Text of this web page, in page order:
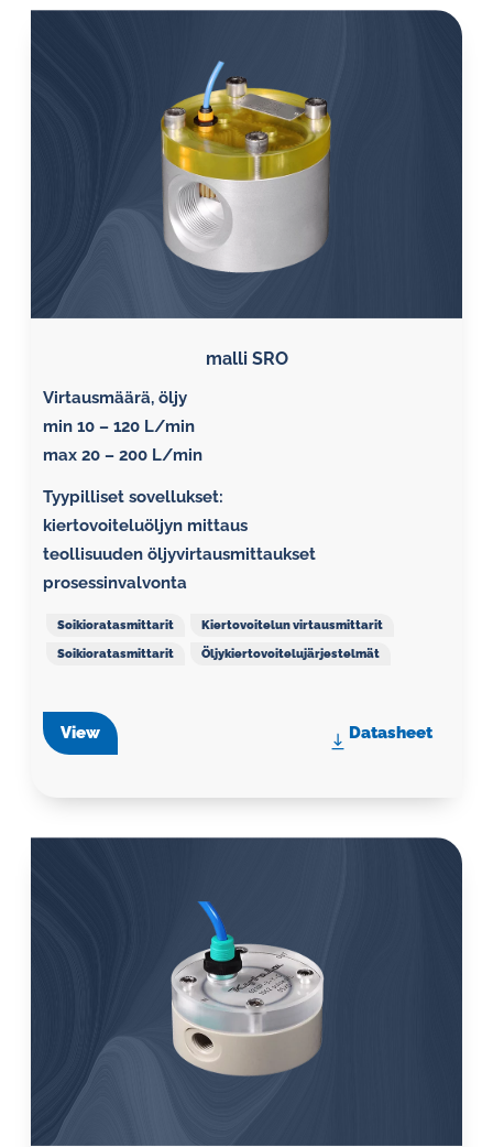
malli SRO
Virtausmäärä, öljy
min 10 – 120 L/min
max 20 – 200 L/min
Tyypilliset sovellukset:
kiertovoiteluöljyn mittaus
teollisuuden öljyvirtausmittaukset
prosessinvalvonta
Soikioratasmittarit
Kiertovoitelun virtausmittarit
Soikioratasmittarit
Öljykiertovoitelujärjestelmät
View Datasheet